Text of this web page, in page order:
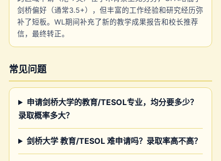
剑桥偏好（通常3.5+），但丰富的工作经验和研究经历弥
补了短板。WL期间补充了新的教学成果报告和校长推荐
信，最终转正。
常见问题
申请剑桥大学的教育/TESOL专业，均分要多少？
录取概率多大？
剑桥大学 教育/TESOL 难申请吗？录取率高不高？